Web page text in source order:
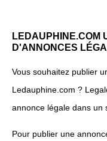
LEDAUPHINE.COM
D'ANNONCES
Vous souhaitez publier
Ledauphine.com ?
annonce légale dans un
Pour publier une